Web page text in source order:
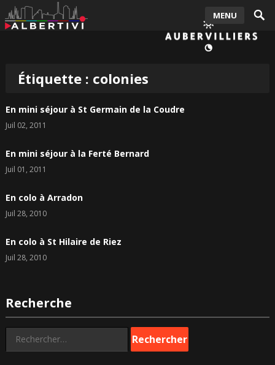
MENU
Étiquette : colonies
En mini séjour à St Germain de la Coudre
Juil 02, 2011
En mini séjour à la Ferté Bernard
Juil 01, 2011
En colo à Arradon
Juil 28, 2010
En colo à St Hilaire de Riez
Juil 28, 2010
Recherche
Rechercher :